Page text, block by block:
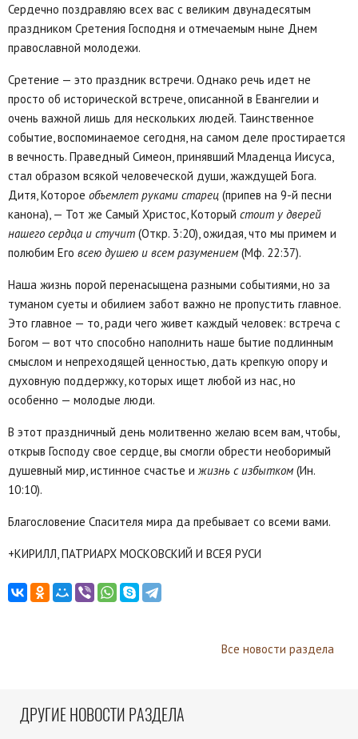
Сердечно поздравляю всех вас с великим двунадесятым
праздником Сретения Господня и отмечаемым ныне Днем
православной молодежи.
Сретение — это праздник встречи. Однако речь идет не
просто об исторической встрече, описанной в Евангелии и
очень важной лишь для нескольких людей. Таинственное
событие, воспоминаемое сегодня, на самом деле простирается
в вечность. Праведный Симеон, принявший Младенца Иисуса,
стал образом всякой человеческой души, жаждущей Бога.
Дитя, Которое объемлет руками старец (припев на 9-й песни
канона), — Тот же Самый Христос, Который стоит у дверей
нашего сердца и стучит (Откр. 3:20), ожидая, что мы примем и
полюбим Его всею душею и всем разумением (Мф. 22:37).
Наша жизнь порой перенасыщена разными событиями, но за
туманом суеты и обилием забот важно не пропустить главное.
Это главное — то, ради чего живет каждый человек: встреча с
Богом — вот что способно наполнить наше бытие подлинным
смыслом и непреходящей ценностью, дать крепкую опору и
духовную поддержку, которых ищет любой из нас, но
особенно — молодые люди.
В этот праздничный день молитвенно желаю всем вам, чтобы,
открыв Господу свое сердце, вы смогли обрести необоримый
душевный мир, истинное счастье и жизнь с избытком (Ин.
10:10).
Благословение Спасителя мира да пребывает со всеми вами.
+КИРИЛЛ, ПАТРИАРХ МОСКОВСКИЙ И ВСЕЯ РУСИ
Все новости раздела
ДРУГИЕ НОВОСТИ РАЗДЕЛА